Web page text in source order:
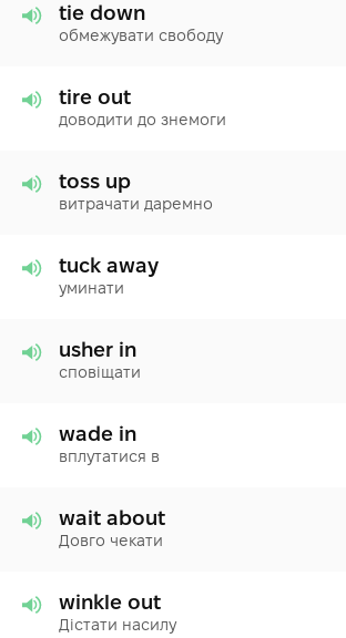
tie down
обмежувати свободу
tire out
доводити до знемоги
toss up
витрачати даремно
tuck away
уминати
usher in
сповіщати
wade in
вплутатися в
wait about
Довго чекати
winkle out
Дістати насилу